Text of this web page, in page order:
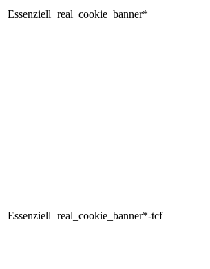
Essenziell real_cookie_banner*
Essenziell real_cookie_banner*-tcf